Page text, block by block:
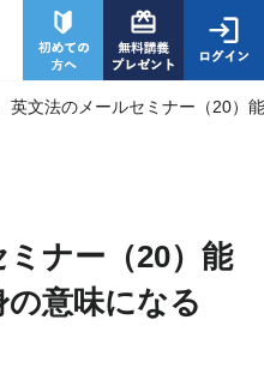
英文法のメールセミナー（20）
ナー（20）能
意味になる